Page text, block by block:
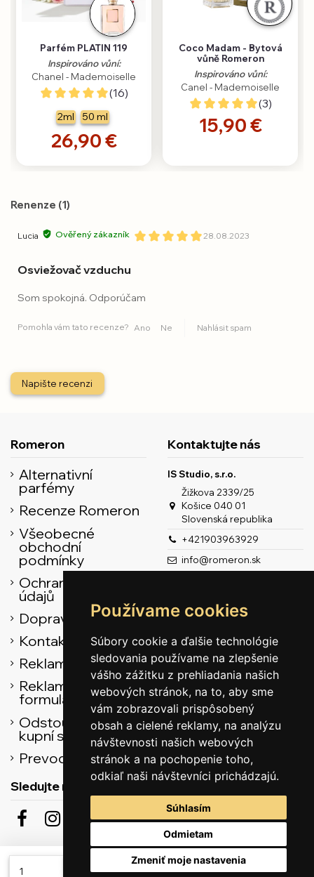
Používame cookies
Súbory cookie a ďalšie technológie
sledovania používame na zlepšenie
vášho zážitku z prehliadania našich
webových stránok, na to, aby sme
vám zobrazovali prispôsobený
obsah a cielené reklamy, na analýzu
návštevnosti našich webových
stránok a na pochopenie toho,
odkiaľ naši návštevníci prichádzajú.
Súhlasím
Odmietam
Zmeniť moje nastavenia
Přidat do košíku
Parfém PLATIN 119
Inspirováno vůní:
Chanel - Mademoiselle
(16)
2ml 50 ml
26,90 €
Coco Madam - Bytová
vůně Romeron
Inspirováno vůní:
Canel - Mademoiselle
(3)
15,90 €
Renenze (1)
Lucia Ověřený zákazník 28.08.2023
Osviežovač vzduchu
Som spokojná. Odporúčam
Pomohla vám tato recenze? Ano Ne Nahlásit spam
Napište recenzi
Romeron
Alternativní
parfémy
Recenze Romeron
Všeobecné
obchodní
podmínky
Ochrana osobních
údajů
Doprava
Kontaktní údaje
Reklamační řád
Reklamačný
formulár
Odstoupení od
kupní smlouvy
Prevodník
Kontaktujte nás
IS Studio, s.r.o.
Žižkova 2339/25
Košice 040 01
Slovenská republika
+421903963929
info@romeron.sk
Sledujte nás
Odběr novinek